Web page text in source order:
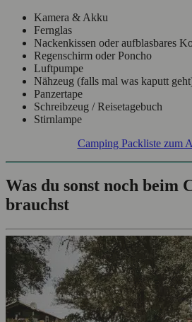
Kamera & Akku
Fernglas
Nackenkissen oder aufblasbares
Regenschirm oder Poncho
Luftpumpe
Nähzeug (falls mal was kaputt
Panzertape
Schreibzeug / Reisetagebuch
Stirnlampe
Camping Packliste zum
Was du sonst noch beim
brauchst